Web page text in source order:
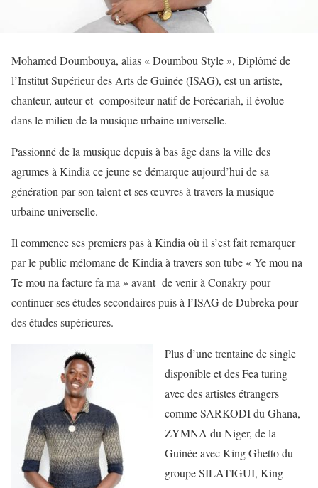
Mohamed Doumbouya, alias « Doumbou Style », Diplômé de
l’Institut Supérieur des Arts de Guinée (ISAG), est un artiste,
chanteur, auteur et compositeur natif de Forécariah, il évolue
dans le milieu de la musique urbaine universelle.
Passionné de la musique depuis à bas âge dans la ville des
agrumes à Kindia ce jeune se démarque aujourd’hui de sa
génération par son talent et ses œuvres à travers la musique
urbaine universelle.
Il commence ses premiers pas à Kindia où il s’est fait remarquer
par le public mélomane de Kindia à travers son tube « Ye mou na
Te mou na facture fa ma » avant de venir à Conakry pour
continuer ses études secondaires puis à l’ISAG de Dubreka pour
des études supérieures.
Plus d’une trentaine de single
disponible et des Fea turing
avec des artistes étrangers
comme SARKODI du Ghana,
ZYMNA du Niger, de la
Guinée avec King Ghetto du
groupe SILATIGUI, King